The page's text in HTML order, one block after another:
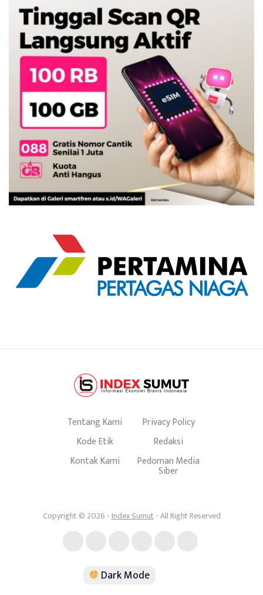
Tentang Kami
Privacy Policy
Kode Etik
Redaksi
Kontak Kami
Pedoman Media
Siber
Copyright © 2026 -Index Sumut- All Right Reserved
Dark Mode